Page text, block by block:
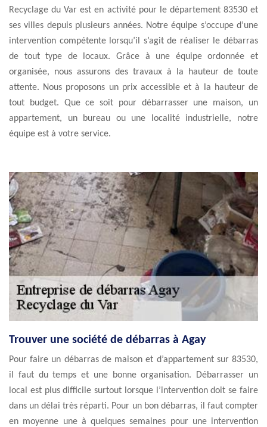
Recyclage du Var est en activité pour le département 83530 et
ses villes depuis plusieurs années. Notre équipe s’occupe d’une
intervention compétente lorsqu’il s’agit de réaliser le débarras
de tout type de locaux. Grâce à une équipe ordonnée et
organisée, nous assurons des travaux à la hauteur de toute
attente. Nous proposons un prix accessible et à la hauteur de
tout budget. Que ce soit pour débarrasser une maison, un
appartement, un bureau ou une localité industrielle, notre
équipe est à votre service.
Trouver une société de débarras à Agay
Pour faire un débarras de maison et d’appartement sur 83530,
il faut du temps et une bonne organisation. Débarrasser un
local est plus difficile surtout lorsque l’intervention doit se faire
dans un délai très réparti. Pour un bon débarras, il faut compter
en moyenne une à quelques semaines pour une intervention